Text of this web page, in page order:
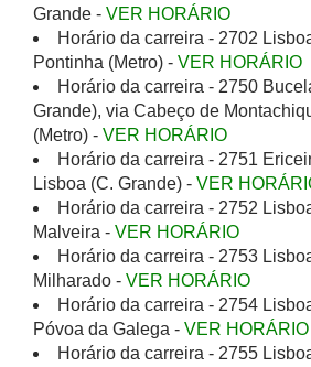
Grande - VER HORÁRIO
Horário da carreira - 2702
Pontinha (Metro) - VER HORÁRIO
Horário da carreira - 2750
Grande), via Cabeço de
(Metro) - VER HORÁRIO
Horário da carreira - 2751
Lisboa (C. Grande) - VER
Horário da carreira - 2752
Malveira - VER HORÁRIO
Horário da carreira - 2753
Milharado - VER HORÁRIO
Horário da carreira - 2754
Póvoa da Galega - VER HORÁRIO
Horário da carreira - 2755